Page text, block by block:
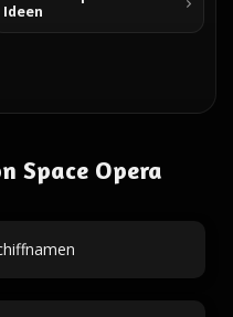
Ideen
Space Opera